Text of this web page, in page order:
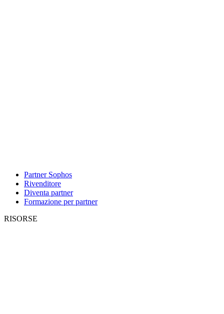
Partner Sophos
Rivenditore
Diventa partner
Formazione per partner
RISORSE